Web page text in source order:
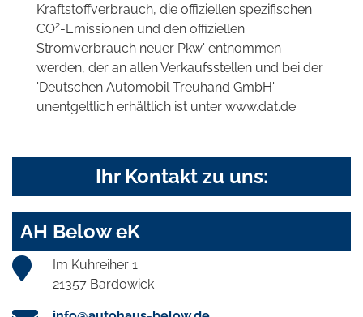
Kraftstoffverbrauch, die offiziellen spezifischen
CO2-Emissionen und den offiziellen
Stromverbrauch neuer Pkw' entnommen
werden, der an allen Verkaufsstellen und bei der
'Deutschen Automobil Treuhand GmbH'
unentgeltlich erhältlich ist unter www.dat.de.
Ihr Kontakt zu uns:
AH Below eK
Im Kuhreiher 1
21357 Bardowick